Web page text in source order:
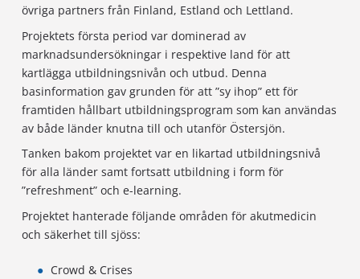
övriga partners från Finland, Estland och Lettland.
Projektets första period var dominerad av
marknadsundersökningar i respektive land för att
kartlägga utbildningsnivån och utbud. Denna
basinformation gav grunden för att ”sy ihop” ett för
framtiden hållbart utbildningsprogram som kan användas
av både länder knutna till och utanför Östersjön.
Tanken bakom projektet var en likartad utbildningsnivå
för alla länder samt fortsatt utbildning i form för
”refreshment” och e-learning.
Projektet hanterade följande områden för akutmedicin
och säkerhet till sjöss:
Crowd & Crises